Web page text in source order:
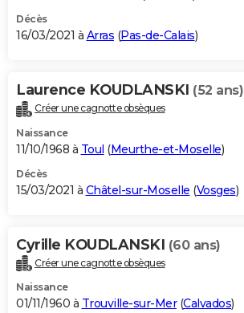
Décès
16/03/2021 à Arras (Pas-de-Calais)
Laurence KOUDLANSKI (52 ans)
Créer une cagnotte obsèques
Naissance
11/10/1968 à Toul (Meurthe-et-Moselle)
Décès
15/03/2021 à Châtel-sur-Moselle (Vosges)
Cyrille KOUDLANSKI (60 ans)
Créer une cagnotte obsèques
Naissance
01/11/1960 à Trouville-sur-Mer(Calvados)